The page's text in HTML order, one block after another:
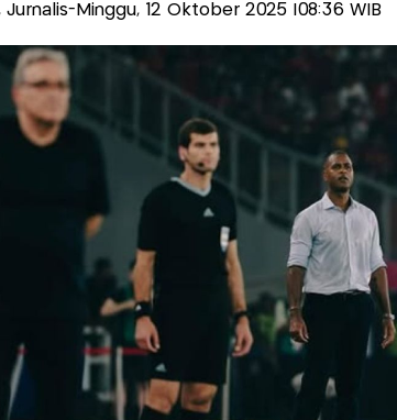
, Jurnalis-Minggu, 12 Oktober 2025 |08:36 WIB